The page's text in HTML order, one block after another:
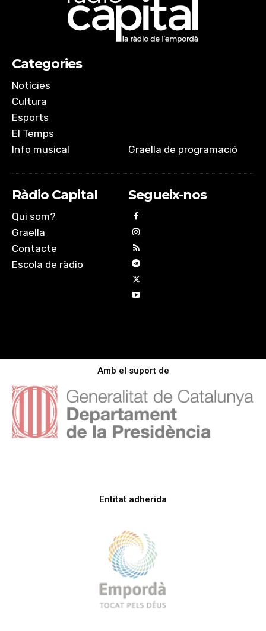
Categories
Notícies
Cultura
Esports
El Temps
Info musical
Graella de programació
Ràdio Capital
Qui som?
Graella
Contacte
Escola de ràdio
Segueix-nos
Amb el suport de
Entitat adherida